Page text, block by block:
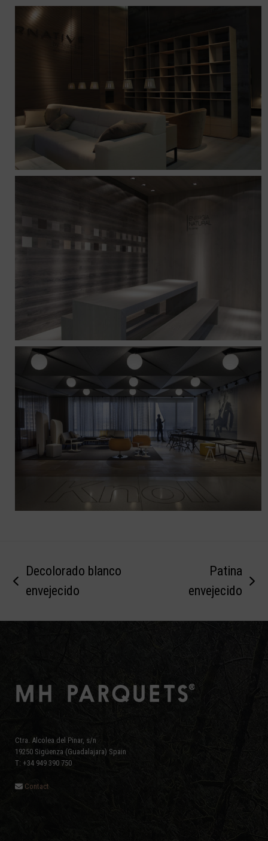
previous
Decolorado blanco
envejecido
Patina
envejecido
Ctra. Alcolea del Pinar, s/n
19250 Sigüenza (Guadalajara) Spain
T: +34 949 390 750
Contact